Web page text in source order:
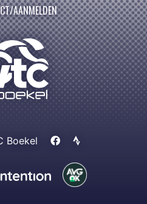
AANMELDEN
Boekel